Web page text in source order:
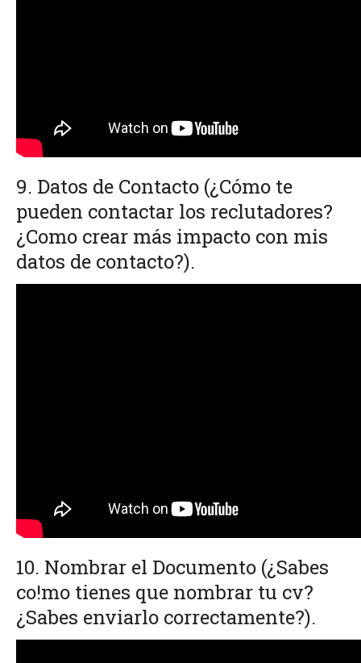
9. Datos de Contacto (¿Cómo te
pueden contactar los reclutadores?
¿Como crear más impacto con mis
datos de contacto?).
10. Nombrar el Documento (¿Sabes
co!mo tienes que nombrar tu cv?
¿Sabes enviarlo correctamente?).